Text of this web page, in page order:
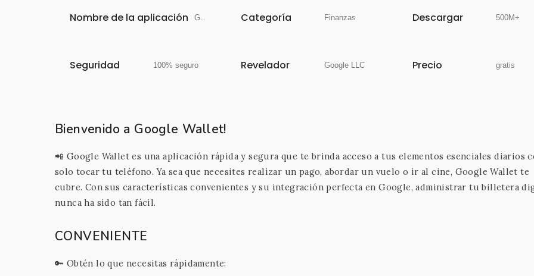
Nombre de la aplicación Google Wallet Categoría Finanzas Descargar 500M+
Seguridad 100% seguro Revelador Google LLC Precio gratis
Bienvenido a Google Wallet!
📲 Google Wallet es una aplicación rápida y segura que te brinda acceso a tus elementos esenciales diarios
solo tocar tu teléfono. Ya sea que necesites realizar un pago, abordar un vuelo o ir al cine, Google Wallet te
cubre. Con sus características convenientes y su integración perfecta en Google, administrar tu billetera
nunca ha sido tan fácil.
CONVENIENTE
🔑 Obtén lo que necesitas rápidamente: